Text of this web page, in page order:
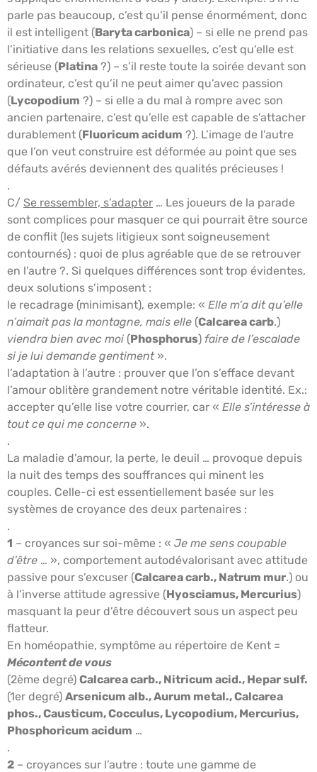
parle pas beaucoup, c’est qu’il pense énormément, donc
il est intelligent (Baryta carbonica) – si elle ne prend pas
l’initiative dans les relations sexuelles, c’est qu‘elle est
sérieuse (Platina ?) – s’il reste toute la soirée devant son
ordinateur, c’est qu’il ne peut aimer qu’avec passion
(Lycopodium ?) – si elle a du mal à rompre avec son
ancien partenaire, c’est qu’elle est capable de s’attacher
durablement (Fluoricum acidum ?). L’image de l’autre
que l’on veut construire est déformée au point que ses
défauts avérés deviennent des qualités précieuses !
.
C/ Se ressembler, s’adapter … Les joueurs de la parade
sont complices pour masquer ce qui pourrait être source
de conflit (les sujets litigieux sont soigneusement
contournés) : quoi de plus agréable que de se retrouver
en l’autre ?. Si quelques différences sont trop évidentes,
deux solutions s’imposent :
le recadrage (minimisant), exemple: « Elle m’a dit qu’elle
n’aimait pas la montagne, mais elle (Calcarea carb.)
viendra bien avec moi (Phosphorus) faire de l’escalade
si je lui demande gentiment».
l’adaptation à l’autre : prouver que l’on s’efface devant
l’amour oblitère grandement notre véritable identité. Ex.:
accepter qu’elle lise votre courrier, car « Elle s’intéresse à
tout ce qui me concerne ».
.
La maladie d’amour, la perte, le deuil … provoque depuis
la nuit des temps des souffrances qui minent les
couples. Celle-ci est essentiellement basée sur les
systèmes de croyance des deux partenaires :
.
1 – croyances sur soi-même : « Je me sens coupable
d’être … », comportement autodévalorisant avec attitude
passive pour s’excuser (Calcarea carb., Natrum mur.) ou
à l’inverse attitude agressive (Hyosciamus, Mercurius)
masquant la peur d’être découvert sous un aspect peu
flatteur.
En homéopathie, symptôme au répertoire de Kent =
Mécontent de vous
(2ème degré) Calcarea carb., Nitricum acid., Hepar sulf.
(1er degré) Arsenicum alb., Aurum metal., Calcarea
phos., Causticum, Cocculus, Lycopodium, Mercurius,
Phosphoricum acidum …
.
2 – croyances sur l’autre : toute une gamme de